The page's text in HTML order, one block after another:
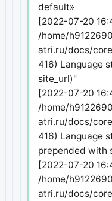
default»
[2022-07-20
/home/
atri.ru/docs/
416) Language
site_url)"
[2022-07-20
/home/
atri.ru/docs/
416) Language
prepended with
[2022-07-20
/home/
atri.ru/docs/